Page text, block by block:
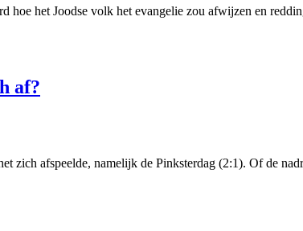
hoe het Joodse volk het evangelie zou afwijzen en
af?
zich afspeelde, namelijk de Pinksterdag (2:1). Of de